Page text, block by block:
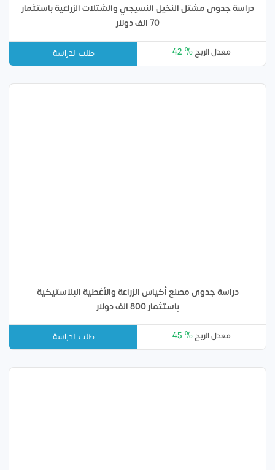
دراسة جدوى مشتل النخيل النسيجي والشتلات الزراعية باستثمار
70 الف دولار
معدل الربح42 % طلب الدراسة
دراسة جدوى مصنع أكياس الزراعة والأغطية البلاستيكية
باستثمار 800 الف دولار
معدل الربح45 % طلب الدراسة